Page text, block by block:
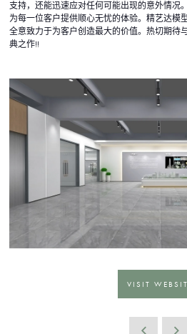
支持，还能迅速应对任何可能出现的意外情况
为每一位客户提供顺心无忧的体验。精艺达模
全意致力于为客户创造最大的价值。热切期待
典之作!!
VISIT